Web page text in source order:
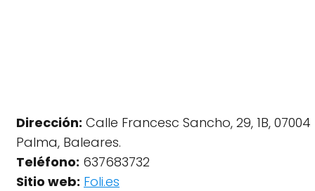
Dirección: Calle Francesc Sancho, 29, 1B, 07004
Palma, Baleares.
Teléfono: 637683732
Sitio web: Foli.es